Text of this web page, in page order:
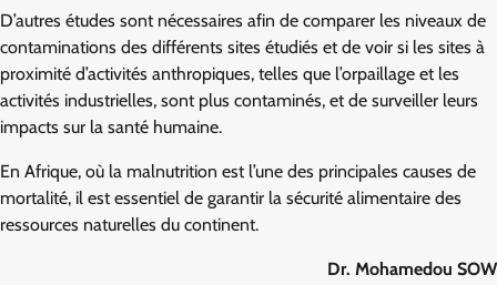
D’autres études sont nécessaires afin de comparer les niveaux de
contaminations des différents sites étudiés et de voir si les sites à
proximité d’activités anthropiques, telles que l’orpaillage et les
activités industrielles, sont plus contaminés, et de surveiller leurs
impacts sur la santé humaine.
En Afrique, où la malnutrition est l’une des principales causes de
mortalité, il est essentiel de garantir la sécurité alimentaire des
ressources naturelles du continent.
Dr. Mohamedou SOW